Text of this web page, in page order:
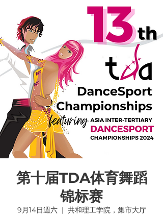
第十届TDA体育舞蹈
锦标赛
9月14日週六
  |
共和理工学院，集市大厅